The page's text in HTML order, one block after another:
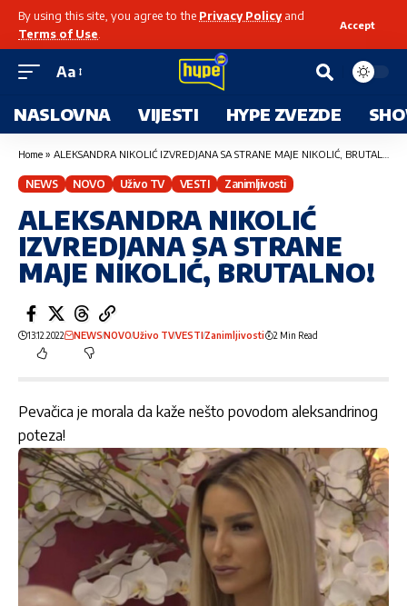
By using this site, you agree to the Privacy Policyand
Terms of Use
Accept
Aa
NASLOVNA VIJESTI HYPE ZVEZDE
Home » ALEKSANDRA NIKOLIĆ IZVREDJANA SA STRANE MAJE NIKOLIĆ, BRUTALNO!
NEWS NOVO Uživo TV VESTI Zanimljivosti
ALEKSANDRA NIKOLIĆ
IZVREDJANA SA STRANE
MAJE NIKOLIĆ, BRUTALNO!
13.12.2022 NEWSNOVOUživo TVVESTIZanimljivosti 2 Min Read
Pevačica je morala da kaže nešto povodom aleksandrinog
poteza!